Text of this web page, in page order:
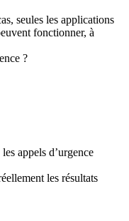
seules les applications
fonctionner, à
?
appels d’urgence
les résultats